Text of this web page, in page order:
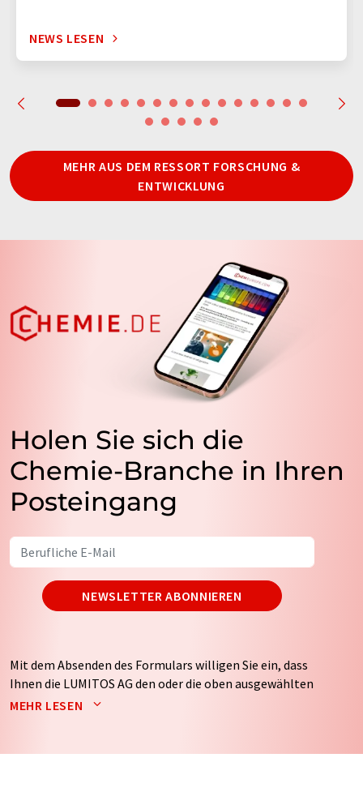
NEWS LESEN
MEHR AUS DEM RESSORT FORSCHUNG &
ENTWICKLUNG
Holen Sie sich die
Chemie-Branche in Ihren
Posteingang
NEWSLETTER ABONNIEREN
Mit dem Absenden des Formulars willigen Sie ein, dass
Ihnen die LUMITOS AG den oder die oben ausgewählten
Newsletter per E-Mail zusendet. Ihre Daten werden
auf Basis unsererDatenschutzerklärung. LUMITOS darf
MEHR LESEN